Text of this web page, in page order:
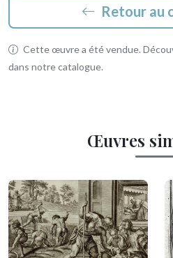
Retour au
Cette œuvre a été vendue.
dans notre catalogue.
Œuvres